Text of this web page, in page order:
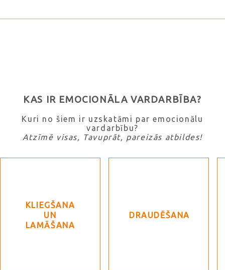
KAS IR EMOCIONĀLA VARDARBĪBA?
Kuri no šiem ir uzskatāmi par emocionālu
vardarbību?
Atzīmē visas, Tavuprāt, pareizās atbildes!
KLIEGŠANA
UN
LAMĀŠANA
DRAUDĒŠANA